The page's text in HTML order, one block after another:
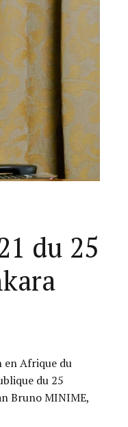
du 25
en Afrique du
du 25
Bruno MINIME,